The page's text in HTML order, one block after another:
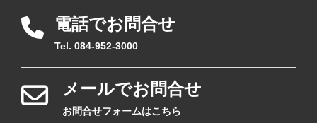
電話でお問合せ
Tel. 084-952-3000
メールでお問合せ
お問合せフォームはこちら